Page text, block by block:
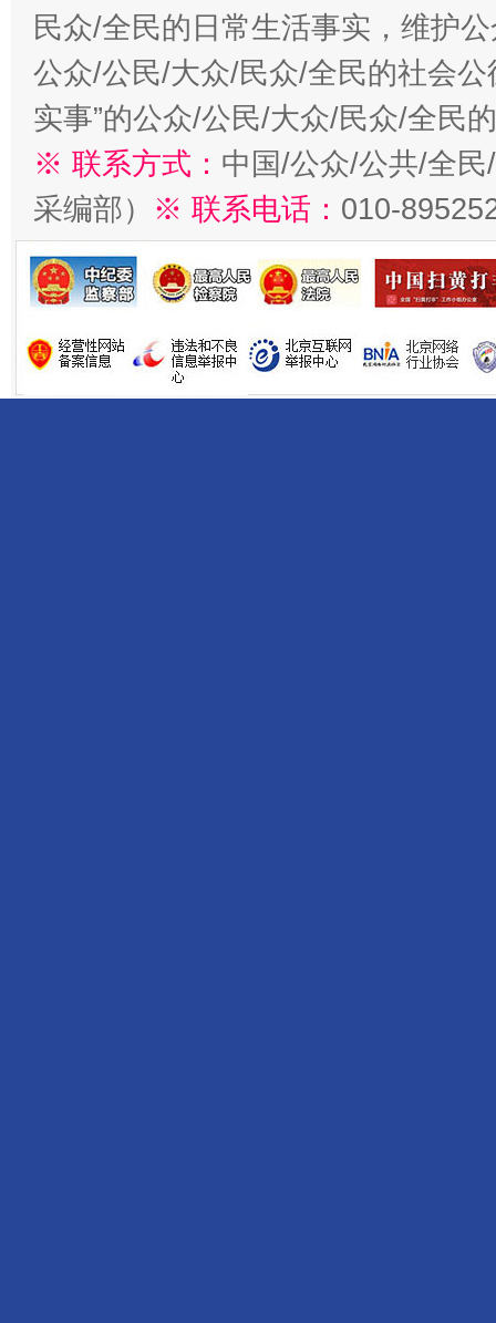
民众/全民的日常生活事实，维护
公众/公民/大众/民众/全民的社会公
实事”的公众/公民/大众/民众/全民
※ 联系方式： 中国/公众/公共/全
采编部） ※ 联系电话： 010-